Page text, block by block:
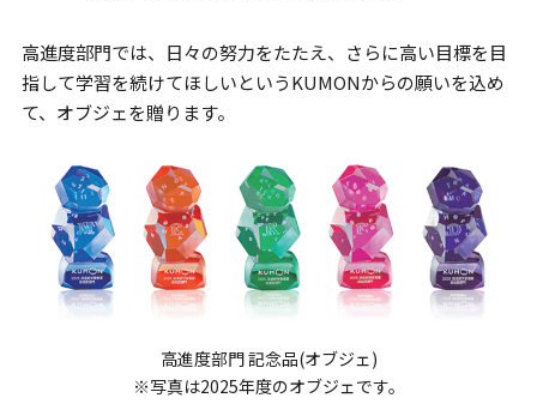
高進度部門では、日々の努力をたたえ、さらに高い目標を目
指して学習を続けてほしいというKUMONからの願いを込め
て、オブジェを贈ります。
高進度部門 記念品(オブジェ)
※写真は2025年度のオブジェです。